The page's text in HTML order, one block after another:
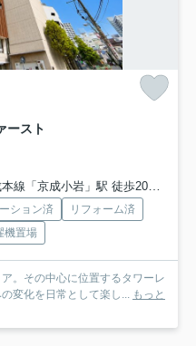
ースト
線「京成小岩」駅 徒歩20分
ション済
リフォーム済
機置場
。その中心に位置するタワーレ
変化を日常として楽し... もっと